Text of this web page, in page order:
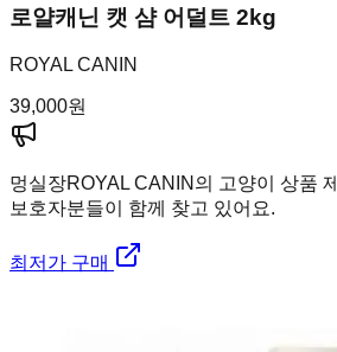
로얄캐닌 캣 샴 어덜트 2kg
ROYAL CANIN
39,000원
멍실장ROYAL CANIN의 고양이 상품
보호자분들이 함께 찾고 있어요.
최저가 구매